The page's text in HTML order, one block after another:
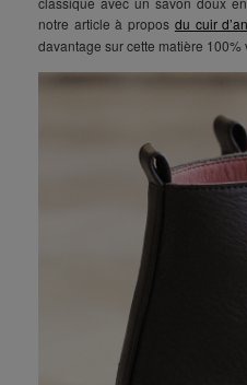
notre article à propos du cuir
davantage sur cette matière 100%